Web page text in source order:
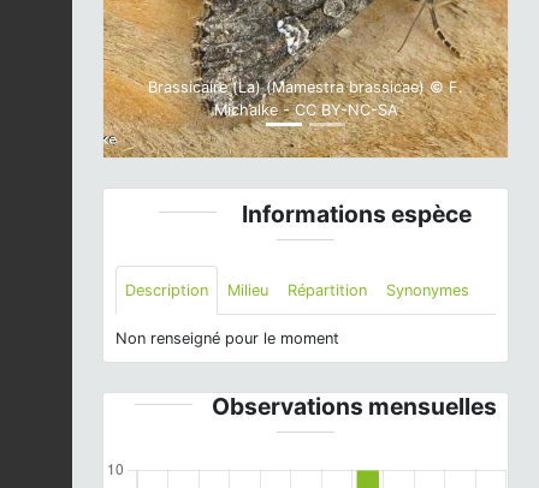
Brassicaire (La) (Mamestra brassicae) © F.
Michalke - CC BY-NC-SA
Informations espèce
Description Milieu Répartition Synonymes
Non renseigné pour le moment
Observations mensuelles